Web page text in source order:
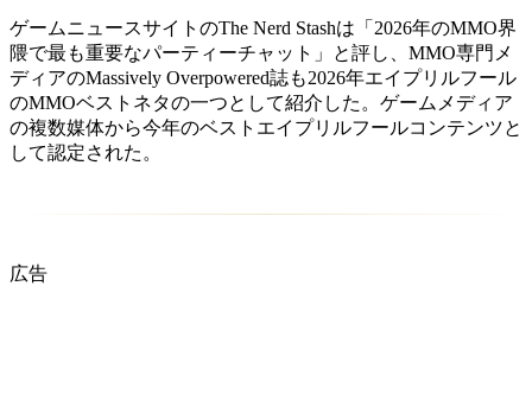
ゲームニュースサイトのThe Nerd Stashは「2026年のMMO界
隈で最も重要なパーティーチャット」と評し、MMO専門メ
ディアのMassively Overpowered誌も2026年エイプリルフール
のMMOベストネタの一つとして紹介した。ゲームメディア
の複数媒体から今年のベストエイプリルフールコンテンツと
して認定された。
広告